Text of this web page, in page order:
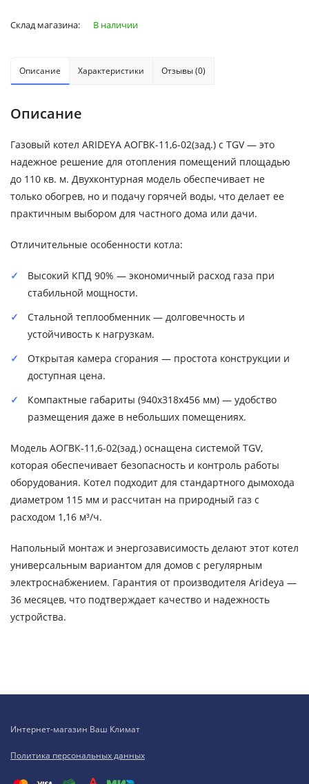
Склад магазина: В наличии
Описание Характеристики Отзывы (0)
Описание
Газовый котел ARIDEYA АОГВК-11,6-02(зад.) с TGV — это
надежное решение для отопления помещений площадью
до 110 кв. м. Двухконтурная модель обеспечивает не
только обогрев, но и подачу горячей воды, что делает ее
практичным выбором для частного дома или дачи.
Отличительные особенности котла:
Высокий КПД 90% — экономичный расход газа при
стабильной мощности.
Стальной теплообменник — долговечность и
устойчивость к нагрузкам.
Открытая камера сгорания — простота конструкции и
доступная цена.
Компактные габариты (940х318х456 мм) — удобство
размещения даже в небольших помещениях.
Модель АОГВК-11,6-02(зад.) оснащена системой TGV,
которая обеспечивает безопасность и контроль работы
оборудования. Котел подходит для стандартного дымохода
диаметром 115 мм и рассчитан на природный газ с
расходом 1,16 м³/ч.
Напольный монтаж и энергозависимость делают этот котел
универсальным вариантом для домов с регулярным
электроснабжением. Гарантия от производителя Arideya —
36 месяцев, что подтверждает качество и надежность
устройства.
Интернет-магазин Ваш Климат
Политика персональных данных